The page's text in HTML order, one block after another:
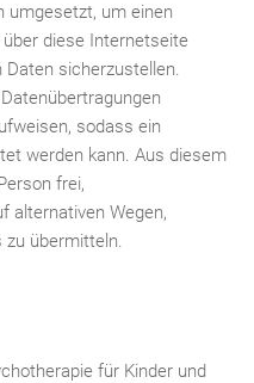
umgesetzt, um einen
diese Internetseite
Daten sicherzustellen.
sodass ein
werden kann. Aus diesem
frei,
alternativen Wegen,
zu übermitteln.
für Kinder und